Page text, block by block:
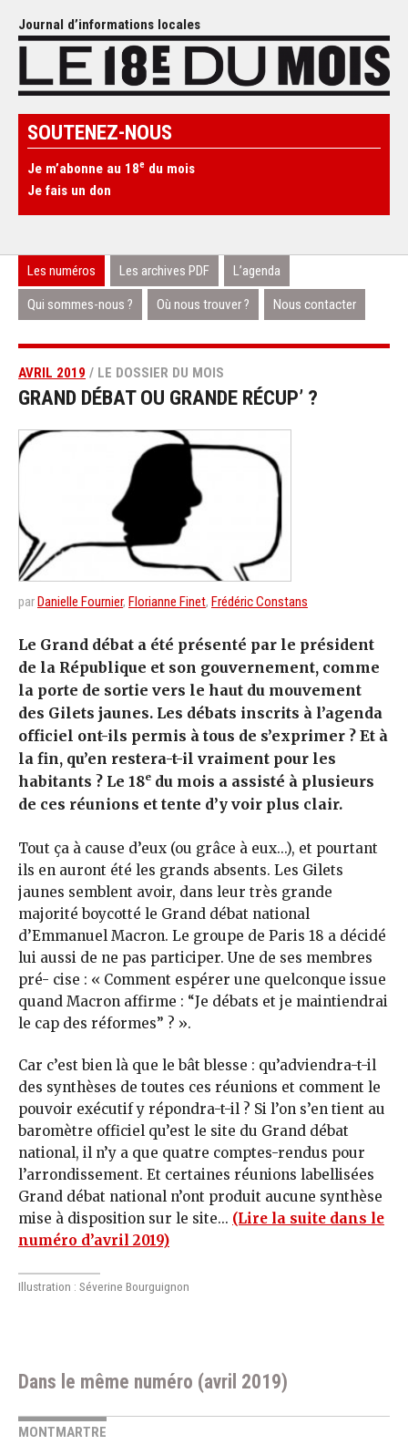
Journal d’informations locales
SOUTENEZ-NOUS
Je m’abonne au 18e du mois
Je fais un don
Les numéros Les archives PDF L’agenda
Qui sommes-nous ? Où nous trouver ? Nous contacter
AVRIL 2019 / LE DOSSIER DU MOIS
GRAND DÉBAT OU GRANDE RÉCUP’ ?
parDanielle Fournier, Florianne Finet, Frédéric Constans
Le Grand débat a été présenté par le président
de la République et son gouvernement, comme
la porte de sortie vers le haut du mouvement
des Gilets jaunes. Les débats inscrits à l’agenda
officiel ont-ils permis à tous de s’exprimer ? Et à
la fin, qu’en restera-t-il vraiment pour les
habitants ? Le 18e du mois a assisté à plusieurs
de ces réunions et tente d’y voir plus clair.
Tout ça à cause d’eux (ou grâce à eux...), et pourtant
ils en auront été les grands absents. Les Gilets
jaunes semblent avoir, dans leur très grande
majorité boycotté le Grand débat national
d’Emmanuel Macron. Le groupe de Paris 18 a décidé
lui aussi de ne pas participer. Une de ses membres
pré- cise : « Comment espérer une quelconque issue
quand Macron affirme : “Je débats et je maintiendrai
le cap des réformes” ? ».
Car c’est bien là que le bât blesse : qu’adviendra-t-il
des synthèses de toutes ces réunions et comment le
pouvoir exécutif y répondra-t-il ? Si l’on s’en tient au
baromètre officiel qu’est le site du Grand débat
national, il n’y a que quatre comptes-rendus pour
l’arrondissement. Et certaines réunions labellisées
Grand débat national n’ont produit aucune synthèse
mise à disposition sur le site... (Lire la suite dans le
numéro d’avril 2019)
Illustration : Séverine Bourguignon
Dans le même numéro (avril 2019)
MONTMARTRE